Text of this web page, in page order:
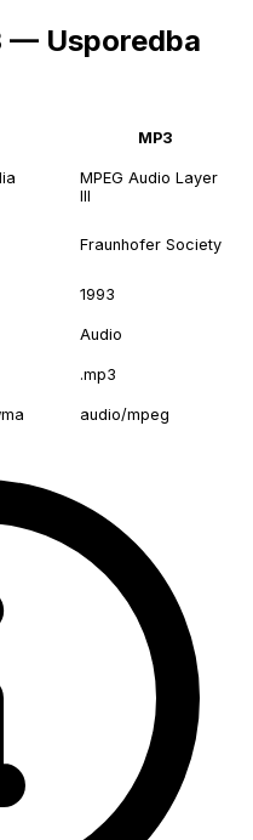
— Usporedba
MP3
MPEG Audio Layer
III
Fraunhofer Society
1993
Audio
.mp3
audio/mpeg